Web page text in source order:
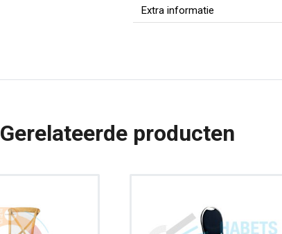
|
Aluminium
aantal
Extra informatie
Gerelateerde producten